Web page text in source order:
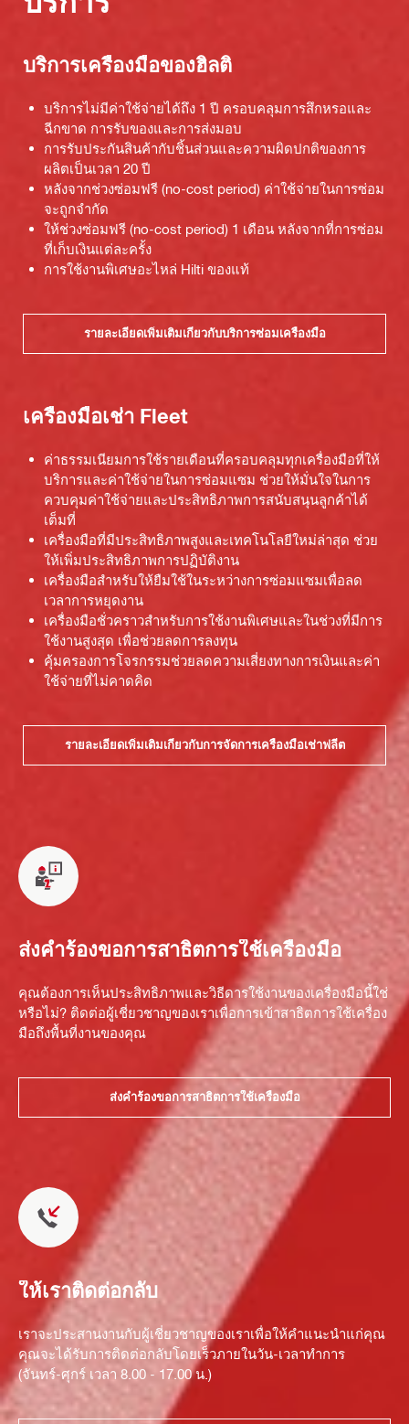
บริการเครื่องมือของฮิลติ
บริการไม่มีค่าใช้จ่ายได้ถึง 1 ปี ครอบคลุมการสึกหรอและ
ฉีกขาด การรับของและการส่งมอบ
การรับประกันสินค้ากับชิ้นส่วนและความผิดปกติของการ
ผลิตเป็นเวลา 20 ปี
หลังจากช่วงซ่อมฟรี (no-cost period) ค่าใช้จ่ายในการซ่อม
จะถูกจำกัด
ให้ช่วงซ่อมฟรี (no-cost period) 1 เดือน หลังจากที่การซ่อม
ที่เก็บเงินแต่ละครั้ง
การใช้งานพิเศษอะไหล่ Hilti ของแท้
รายละเอียดเพิ่มเติมเกี่ยวกับบริการซ่อมเครื่องมือ
เครื่องมือเช่า Fleet
ค่าธรรมเนียมการใช้รายเดือนที่ครอบคลุมทุกเครื่องมือที่ให้
บริการและค่าใช้จ่ายในการซ่อมแซม ช่วยให้มั่นใจในการ
ควบคุมค่าใช้จ่ายและประสิทธิภาพการสนับสนุนลูกค้าได้
เต็มที่
เครื่องมือที่มีประสิทธิภาพสูงและเทคโนโลยีใหม่ล่าสุด ช่วย
ให้เพิ่มประสิทธิภาพการปฏิบัติงาน
เครื่องมือสำหรับให้ยืมใช้ในระหว่างการซ่อมแซมเพื่อลด
เวลาการหยุดงาน
เครื่องมือชั่วคราวสำหรับการใช้งานพิเศษและในช่วงที่มีการ
ใช้งานสูงสุด เพื่อช่วยลดการลงทุน
คุ้มครองการโจรกรรมช่วยลดความเสี่ยงทางการเงินและค่า
ใช้จ่ายที่ไม่คาดคิด
รายละเอียดเพิ่มเติมเกี่ยวกับการจัดการเครื่องมือเช่าฟลีต
ส่งคำร้องขอการสาธิตการใช้เครื่องมือ
คุณต้องการเห็นประสิทธิภาพและวิธีดารใช้งานของเครื่องมือนี้ใช่
หรือไม่? ติดต่อผู้เชี่ยวชาญของเราเพื่อการเข้าสาธิตการใช้เครื่อง
มือถึงพื้นที่งานของคุณ
ส่งคำร้องขอการสาธิตการใช้เครื่องมือ
ให้เราติดต่อกลับ
เราจะประสานงานกับผู้เชี่ยวชาญของเราเพื่อให้คำแนะนำแก่คุณ
คุณจะได้รับการติดต่อกลับโดยเร็วภายในวัน-เวลาทำการ
(จันทร์-ศุกร์ เวลา 8.00 - 17.00 น.)